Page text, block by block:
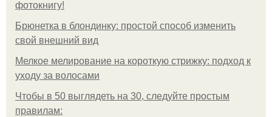
фотокнигу!
Брюнетка в блондинку: простой способ изменить
свой внешний вид
Мелкое мелирование на короткую стрижку: подход к
уходу за волосами
Чтобы в 50 выглядеть на 30, следуйте простым
правилам: